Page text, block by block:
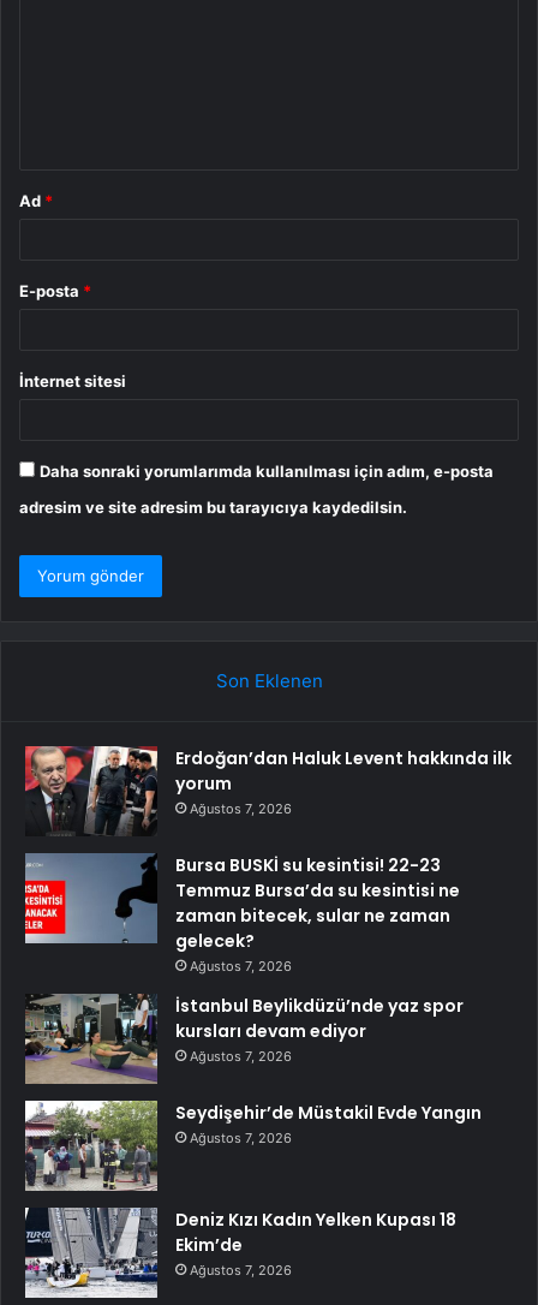
Ad *
E-posta *
İnternet sitesi
Daha sonraki yorumlarımda kullanılması için adım, e-posta
adresim ve site adresim bu tarayıcıya kaydedilsin.
Son Eklenen
Erdoğan’dan Haluk Levent hakkında ilk
yorum
Ağustos 7, 2026
Bursa BUSKİ su kesintisi! 22-23
Temmuz Bursa’da su kesintisi ne
zaman bitecek, sular ne zaman
gelecek?
Ağustos 7, 2026
İstanbul Beylikdüzü’nde yaz spor
kursları devam ediyor
Ağustos 7, 2026
Seydişehir’de Müstakil Evde Yangın
Ağustos 7, 2026
Deniz Kızı Kadın Yelken Kupası 18
Ekim’de
Ağustos 7, 2026